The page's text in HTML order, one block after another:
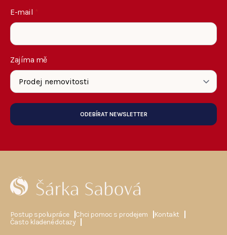
Postup spolupráce Chci pomoc s prodejem
Kontakt
Často kladené dotazy
E-mail
Zajíma mě
ODEBÍRAT NEWSLETTER